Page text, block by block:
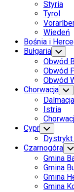
Styria
Tyrol
Wiedeń
Bośnia i
Bułgaria Toggle
Child
Menu
Obwód
Obwód
Obwód
Chorwacja
Child
Menu
Dalmacja
Istria
Cypr Toggle
Child
Menu
Dystrykt
Czarnogóra
Gmina
Gmina
Gmina
Gmina